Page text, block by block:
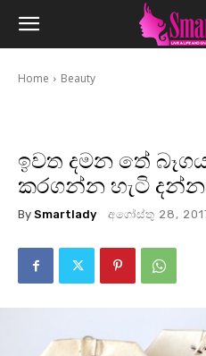
Home Beauty
ඉවත දමන තේ
කරගන්න හැටි
By Smartlady අගෝස්තු 28,